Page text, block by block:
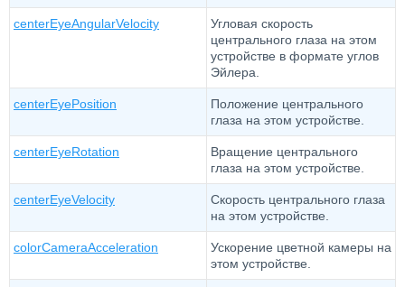
centerEyeAngularVelocity
Угловая скорость
центрального глаза на этом
устройстве в формате углов
Эйлера.
centerEyePosition
Положение центрального
глаза на этом устройстве.
centerEyeRotation
Вращение центрального
глаза на этом устройстве.
centerEyeVelocity
Скорость центрального глаза
на этом устройстве.
colorCameraAcceleration
Ускорение цветной камеры на
этом устройстве.